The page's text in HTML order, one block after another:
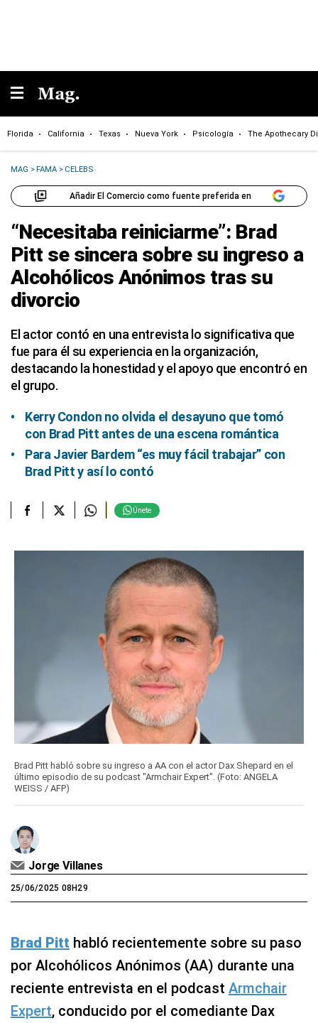
Florida California Texas Nueva York Psicología The Apothecary
MAG >FAMA > CELEBS
Añadir El Comercio como fuente preferida en
“Necesitaba reiniciarme”: Brad
Pitt se sincera sobre su ingreso a
Alcohólicos Anónimos tras su
divorcio
El actor contó en una entrevista lo significativa que
fue para él su experiencia en la organización,
destacando la honestidad y el apoyo que encontró en
el grupo.
Kerry Condon no olvida el desayuno que tomó
con Brad Pitt antes de una escena romántica
Para Javier Bardem “es muy fácil trabajar” con
Brad Pitt y así lo contó
Únete
Brad Pitt habló sobre su ingreso a AA con el actor Dax Shepard en el
último episodio de su podcast "Armchair Expert". (Foto: ANGELA
WEISS / AFP)
Jorge Villanes
25/06/2025 08H29
Brad Pitt habló recientemente sobre su paso
por Alcohólicos Anónimos (AA) durante una
reciente entrevista en el podcast Armchair
Expert, conducido por el comediante Dax